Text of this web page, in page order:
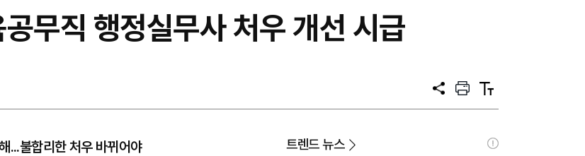
무직 행정실무사 처우 개선 시급
공
프
트
텍
트
...불합리한 처우 바뀌어야 트렌드 뉴스